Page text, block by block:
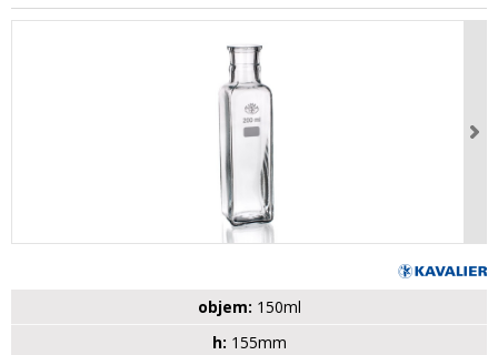
objem: 150ml
h: 155mm